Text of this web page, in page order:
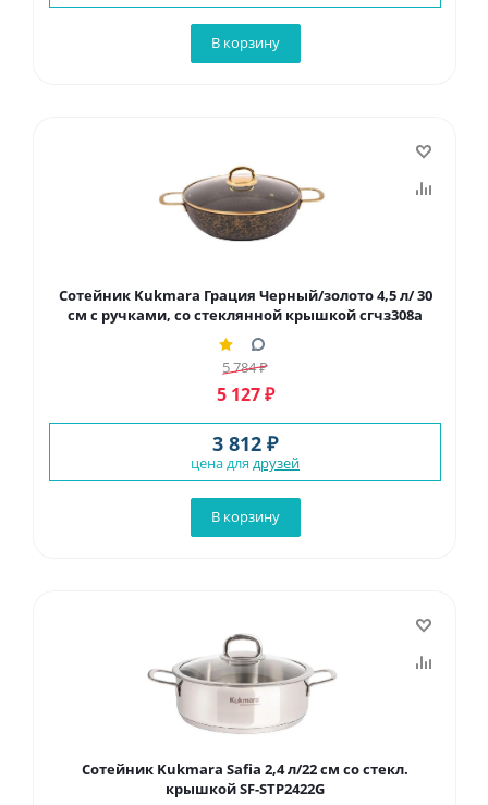
В корзину
Сотейник Kukmara Грация Черный/золото 4,5 л/ 30
см с ручками, со стеклянной крышкой сгчз308а
5 784₽
5 127₽
3 812 ₽
цена для друзей
В корзину
Сотейник Kukmara Safia 2,4 л/22 см со стекл.
крышкой SF-STP2422G